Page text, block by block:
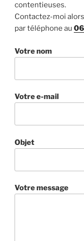
contentieuses.
Contactez-moi
par téléphone au
Votre nom
Votre e-mail
Objet
Votre message